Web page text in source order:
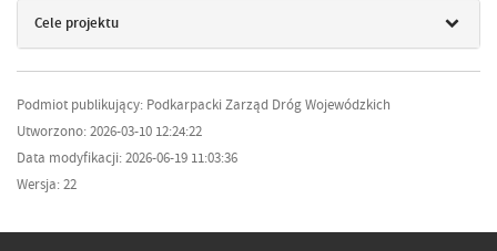
Cele projektu
Podmiot publikujący: Podkarpacki Zarząd Dróg Wojewódzkich
Utworzono: 2026-03-10 12:24:22
Data modyfikacji: 2026-06-19 11:03:36
Wersja: 22